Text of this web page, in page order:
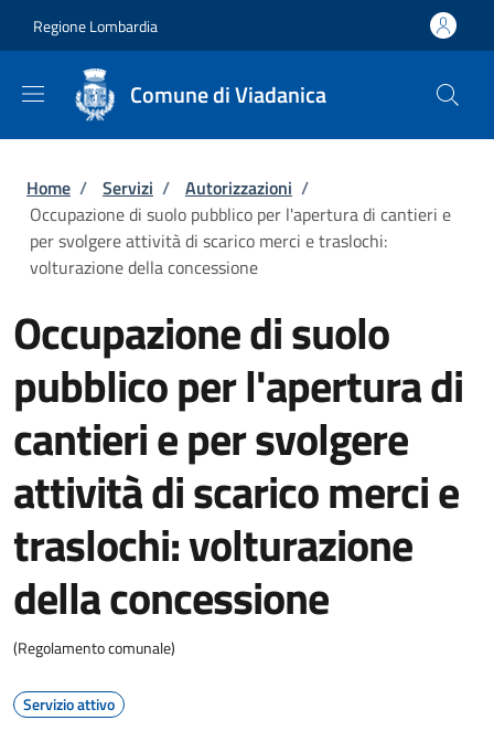
Regione Lombardia
Comune di Viadanica
Briciole di pane
Home / Servizi / Autorizzazioni /
Occupazione di suolo pubblico per l'apertura di cantieri e
per svolgere attività di scarico merci e traslochi:
volturazione della concessione
Occupazione di suolo
pubblico per l'apertura di
cantieri e per svolgere
attività di scarico merci e
traslochi: volturazione
della concessione
(Regolamento comunale)
Servizio attivo